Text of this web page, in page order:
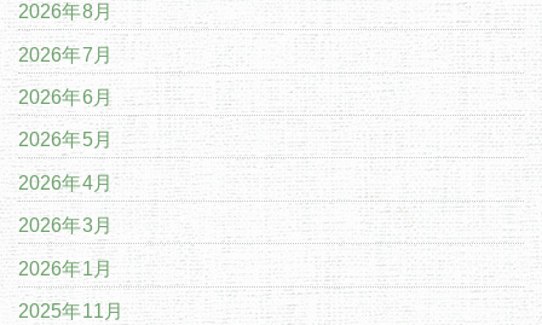
2026年8月
2026年7月
2026年6月
2026年5月
2026年4月
2026年3月
2026年1月
2025年11月